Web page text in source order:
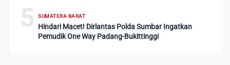
5 SUMATERA BARAT
Hindari Macet! Dirlantas Polda Sumbar Ingatkan
Pemudik One Way Padang-Bukittinggi